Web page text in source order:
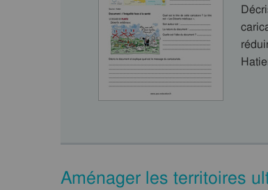
Aménager les territoires